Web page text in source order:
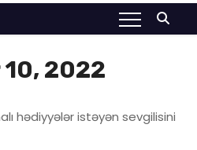
2022
hədiyyələr istəyən sevgilisini